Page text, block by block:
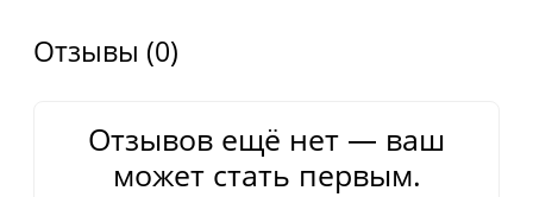
Отзывы (0)
Отзывов ещё нет — ваш
может стать первым.